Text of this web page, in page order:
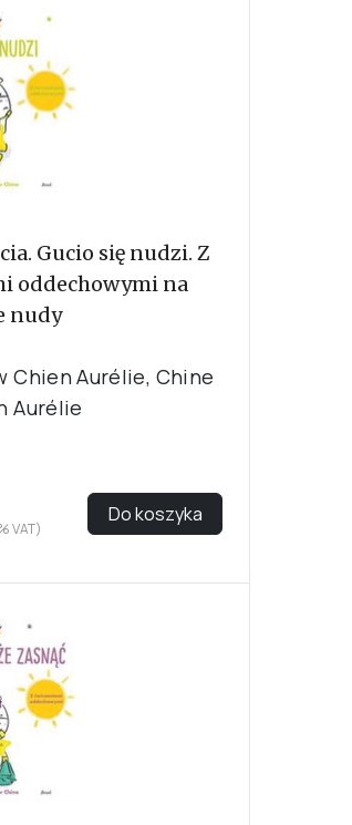
Gucio się nudzi. Z
oddechowymi na
nudy
Chien Aurélie, Chine
Aurélie
VAT)
Do koszyka